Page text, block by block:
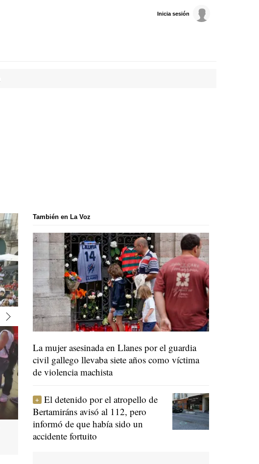
Inicia sesión
También en La Voz
La mujer asesinada en Llanes por el guardia
civil gallego llevaba siete años como víctima
de violencia machista
El detenido por el atropello de
Bertamiráns avisó al 112, pero
informó de que había sido un
accidente fortuito